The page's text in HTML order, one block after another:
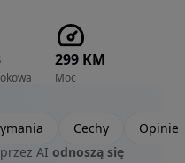
299 KM
Moc
Cechy
Opinie
AI odnoszą się